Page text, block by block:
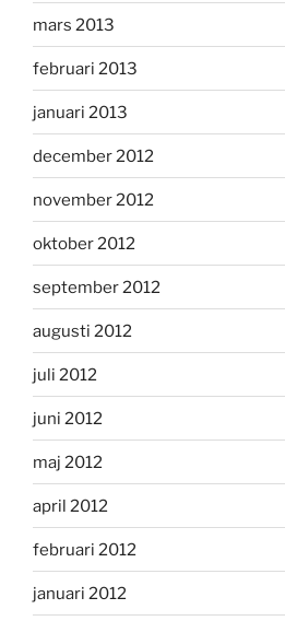
mars 2013
februari 2013
januari 2013
december 2012
november 2012
oktober 2012
september 2012
augusti 2012
juli 2012
juni 2012
maj 2012
april 2012
februari 2012
januari 2012